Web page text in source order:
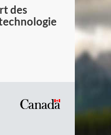
des
Symbole